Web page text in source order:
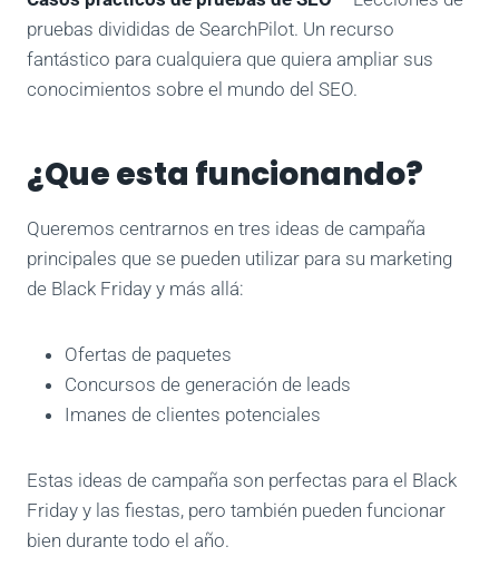
pruebas divididas de SearchPilot. Un recurso
fantástico para cualquiera que quiera ampliar sus
conocimientos sobre el mundo del SEO.
¿Que esta funcionando?
Queremos centrarnos en tres ideas de campaña
principales que se pueden utilizar para su marketing
de Black Friday y más allá:
Ofertas de paquetes
Concursos de generación de leads
Imanes de clientes potenciales
Estas ideas de campaña son perfectas para el Black
Friday y las fiestas, pero también pueden funcionar
bien durante todo el año.